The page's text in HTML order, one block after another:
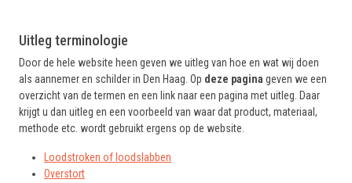
Uitleg terminologie
Door de hele website heen geven we uitleg van hoe en wat wij doen
als aannemer en schilder in Den Haag. Op deze pagina geven we een
overzicht van de termen en een link naar een pagina met uitleg. Daar
krijgt u dan uitleg en een voorbeeld van waar dat product, materiaal,
methode etc. wordt gebruikt ergens op de website.
Loodstroken of loodslabben
Overstort